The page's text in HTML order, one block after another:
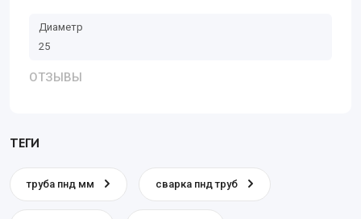
Диаметр
25
ОТЗЫВЫ
ТЕГИ
труба пнд мм сварка пнд труб